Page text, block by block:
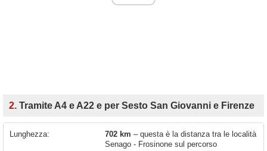
2. Tramite A4 e A22 e per Sesto San Giovanni e Firenze
Lunghezza: 702 km – questa è la distanza tra le località
Senago - Frosinone sul percorso